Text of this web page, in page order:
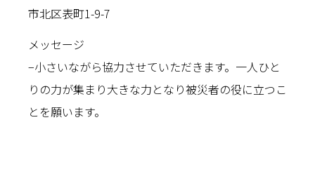
市北区表町1-9-7
メッセージ
−小さいながら協力させていただきます。一人ひと
りの力が集まり大きな力となり被災者の役に立つこ
とを願います。